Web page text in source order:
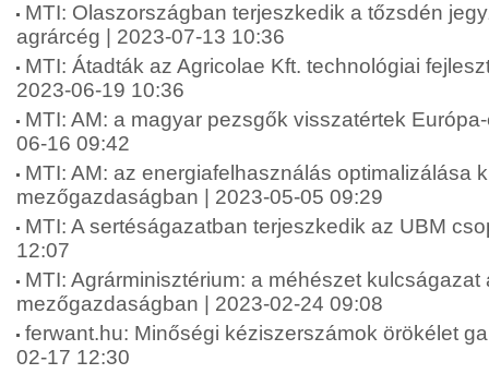
MTI: Olaszországban terjeszkedik a tőzsdén
agrárcég | 2023-07-13 10:36
MTI: Átadták az Agricolae Kft. technológiai
2023-06-19 10:36
MTI: AM: a magyar pezsgők visszatértek
06-16 09:42
MTI: AM: az energiafelhasználás optimalizálása
mezőgazdaságban | 2023-05-05 09:29
MTI: A sertéságazatban terjeszkedik az UBM
12:07
MTI: Agrárminisztérium: a méhészet kulcságazat
mezőgazdaságban | 2023-02-24 09:08
ferwant.hu: Minőségi kéziszerszámok örökélet
02-17 12:30